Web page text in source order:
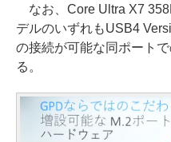
なお、Core Ultra X7
デルのいずれもUSB4
の接続が可能な同ポート
る。